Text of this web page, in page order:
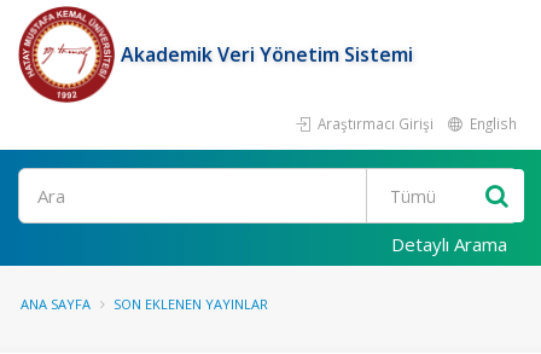
Akademik Veri Yönetim Sistemi
Araştırmacı Girişi English
Ara
Detaylı Arama
ANA SAYFA SON EKLENEN YAYINLAR